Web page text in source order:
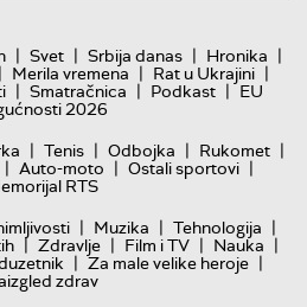
| Svet | Srbija danas | Hronika |
| Merila vremena | Rat u Ukrajini |
| Smatračnica | Podkast | EU
2026
| Tenis | Odbojka | Rukomet |
| Auto-moto | Ostali sportovi |
RTS
| Muzika | Tehnologija |
| Zdravlje | Film i TV | Nauka |
| Za male velike heroje |
zdrav